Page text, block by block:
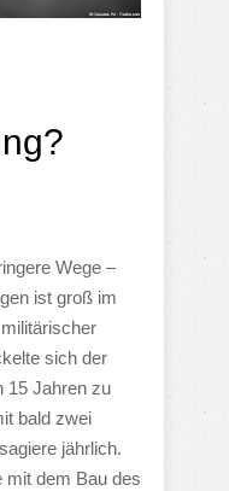
Wege –
ist groß im
sich der
15 Jahren zu
bald zwei
jährlich.
mit dem Bau des